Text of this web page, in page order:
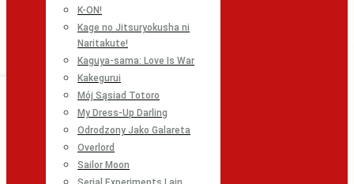
K-ON!
Kage no Jitsuryokusha ni
Naritakute!
Kaguya-sama: Love Is War
Kakegurui
Mój Sąsiad Totoro
My Dress-Up Darling
Odrodzony Jako Galareta
Overlord
Sailor Moon